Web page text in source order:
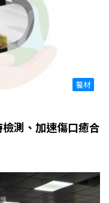
醫材
測、加速傷口癒合